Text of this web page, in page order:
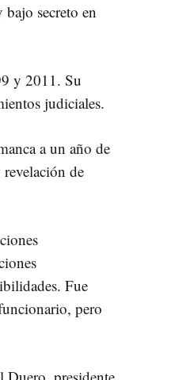
secreto en
y 2011. Su
judiciales.
a un año de
de
Fue
pero